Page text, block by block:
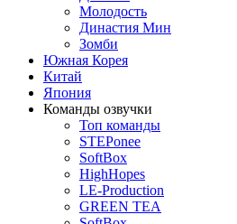
Молодость
Династия Мин
Зомби
Южная Корея
Китай
Япония
Команды озвучки
Топ команды
STEPonee
SoftBox
HighHopes
LE-Production
GREEN TEA